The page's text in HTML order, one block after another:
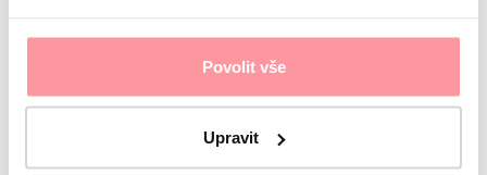
Povolit vše
Upravit
Nebo zavolejte naší
koordinátorce